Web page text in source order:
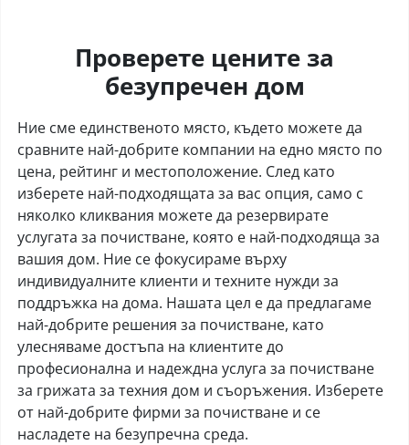
Проверете цените за
безупречен дом
Ние сме единственото място, където можете да
сравните най-добрите компании на едно място по
цена, рейтинг и местоположение. След като
изберете най-подходящата за вас опция, само с
няколко кликвания можете да резервирате
услугата за почистване, която е най-подходяща за
вашия дом. Ние се фокусираме върху
индивидуалните клиенти и техните нужди за
поддръжка на дома. Нашата цел е да предлагаме
най-добрите решения за почистване, като
улесняваме достъпа на клиентите до
професионална и надеждна услуга за почистване
за грижата за техния дом и съоръжения. Изберете
от най-добрите фирми за почистване и се
насладете на безупречна среда.